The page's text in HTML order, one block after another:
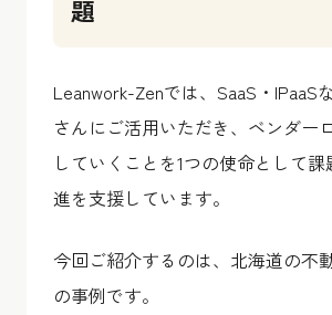
題
Leanwork-Zenでは、SaaS・IPaaS
さんにご活用いただき、ベンダー
していくことを1つの使命として
進を支援しています。
今回ご紹介するのは、北海道の不
の事例です。